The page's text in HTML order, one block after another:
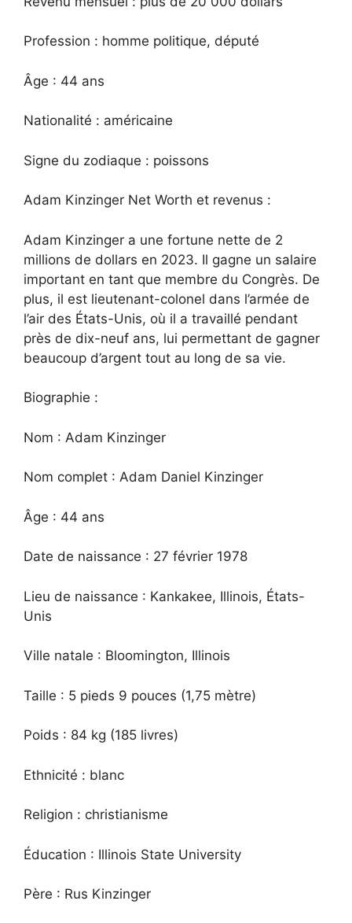
Profession : homme politique, député
Âge : 44 ans
Nationalité : américaine
Signe du zodiaque : poissons
Adam Kinzinger Net Worth et revenus :
Adam Kinzinger a une fortune nette de 2
millions de dollars en 2023. Il gagne un salaire
important en tant que membre du Congrès. De
plus, il est lieutenant-colonel dans l’armée de
l’air des États-Unis, où il a travaillé pendant
près de dix-neuf ans, lui permettant de gagner
beaucoup d’argent tout au long de sa vie.
Biographie :
Nom : Adam Kinzinger
Nom complet : Adam Daniel Kinzinger
Âge : 44 ans
Date de naissance : 27 février 1978
Lieu de naissance : Kankakee, Illinois, États-
Unis
Ville natale : Bloomington, Illinois
Taille : 5 pieds 9 pouces (1,75 mètre)
Poids : 84 kg (185 livres)
Ethnicité : blanc
Religion : christianisme
Éducation : Illinois State University
Père : Rus Kinzinger